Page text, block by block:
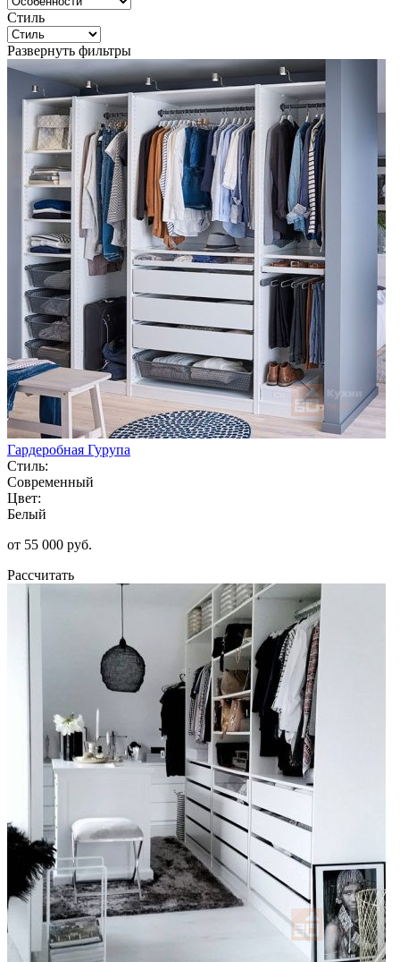
Стиль
Развернуть фильтры
Гардеробная Гурупа
Стиль:
Современный
Цвет:
Белый
от 55 000 руб.
Рассчитать